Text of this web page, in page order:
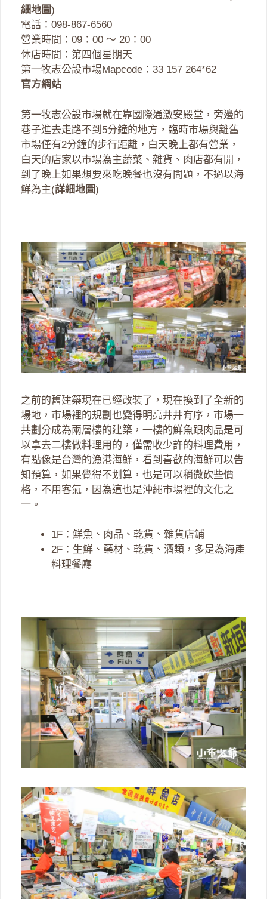
細地圖)
電話：098-867-6560
營業時間：09：00 ～ 20：00
休店時間：第四個星期天
第一牧志公設市場Mapcode：33 157 264*62
官方網站
第一牧志公設市場就在靠國際通激安殿堂，旁邊的
巷子進去走路不到5分鐘的地方，臨時市場與離舊
市場僅有2分鐘的步行距離，白天晚上都有營業，
白天的店家以市場為主蔬菜、雜貨、肉店都有開，
到了晚上如果想要來吃晚餐也沒有問題，不過以海
鮮為主(詳細地圖)
之前的舊建築現在已經改裝了，現在換到了全新的
場地，市場裡的規劃也變得明亮井井有序，市場一
共劃分成為兩層樓的建築，一樓的鮮魚跟肉品是可
以拿去二樓做料理用的，僅需收少許的料理費用，
有點像是台灣的漁港海鮮，看到喜歡的海鮮可以告
知預算，如果覺得不划算，也是可以稍微砍些價
格，不用客氣，因為這也是沖繩市場裡的文化之
一。
1F：鮮魚、肉品、乾貨、雜貨店鋪
2F：生鮮、藥材、乾貨、酒類，多是為海產
料理餐廳